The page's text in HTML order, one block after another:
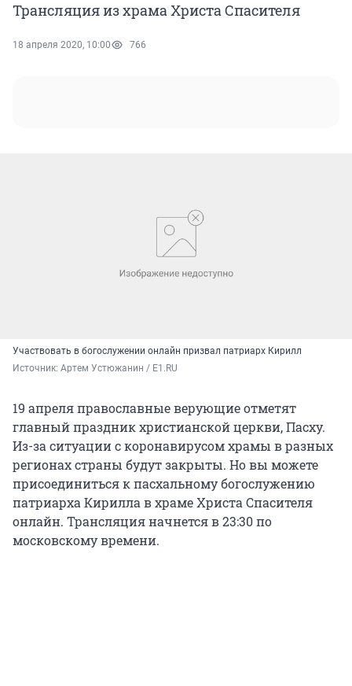
Трансляция из храма Христа Спасителя
18 апреля 2020, 10:00 766
Участвовать в богослужении онлайн призвал патриарх Кирилл
Источник: Артем Устюжанин / E1.RU
19 апреля православные верующие отметят
главный праздник христианской церкви, Пасху.
Из-за ситуации с коронавирусом храмы в разных
регионах страны будут закрыты. Но вы можете
присоединиться к пасхальному богослужению
патриарха Кирилла в храме Христа Спасителя
онлайн. Трансляция начнется в 23:30 по
московскому времени.